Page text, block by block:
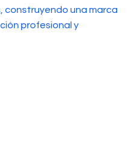
construyendo una marca
profesional y